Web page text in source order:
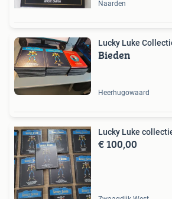
Naarden
Lucky Luke
Bieden
Heerhugowaard
Lucky Luke
€ 100,00